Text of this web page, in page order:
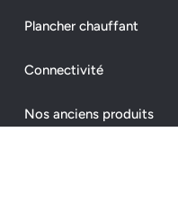
Plancher chauffant
Connectivité
Nos anciens produits